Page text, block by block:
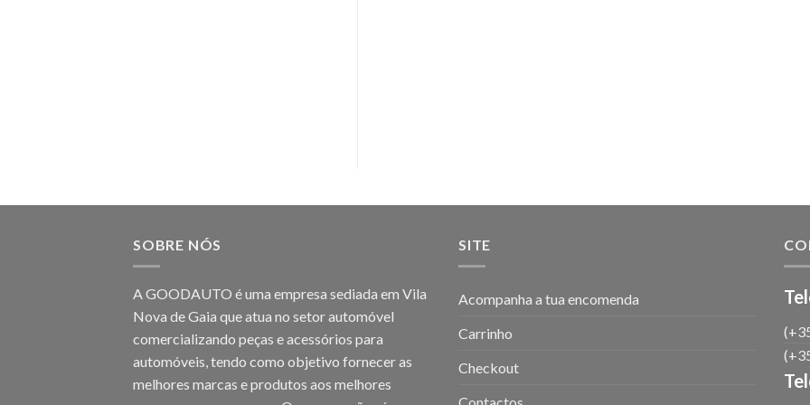
SOBRE NÓS
A GOODAUTO é uma empresa sediada em Vila
Nova de Gaia que atua no setor automóvel
comercializando peças e acessórios para
automóveis, tendo como objetivo fornecer as
melhores marcas e produtos aos melhores
SITE
Acompanha a tua encomenda
Carrinho
Checkout